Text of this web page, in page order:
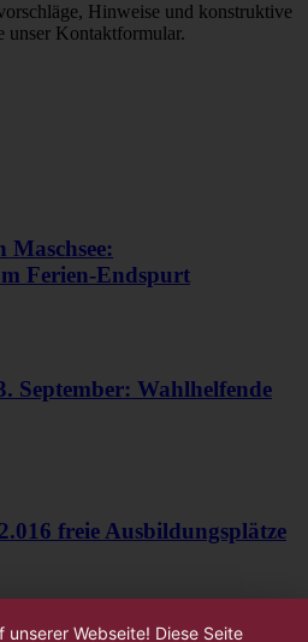
Hinweise und konstruktive
unser Kontaktformular.
Maschsee:
Ferien-Endspurt
September: Wahlhelfende
freie Ausbildungsplätze
unserer Webseite! Diese Seite